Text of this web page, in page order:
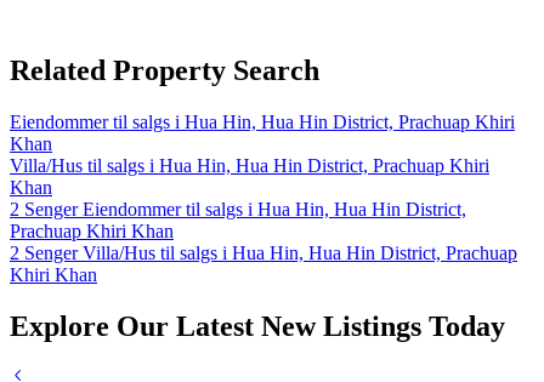
Related Property Search
Eiendommer til salgs i Hua Hin, Hua Hin District, Prachuap Khiri
Khan
Villa/Hus til salgs i Hua Hin, Hua Hin District, Prachuap Khiri
Khan
2 Senger Eiendommer til salgs i Hua Hin, Hua Hin District,
Prachuap Khiri Khan
2 Senger Villa/Hus til salgs i Hua Hin, Hua Hin District, Prachuap
Khiri Khan
Explore Our Latest New Listings Today